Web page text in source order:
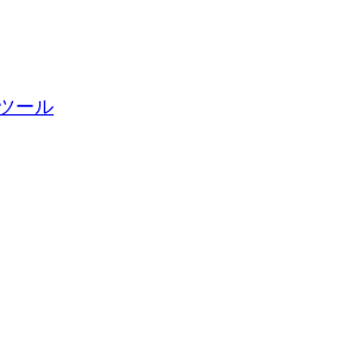
ール